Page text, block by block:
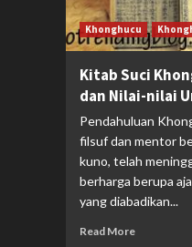
Khonghucu
Kitab Suci
dan Nilai-nilai
Pendahuluan
filsuf dan mentor
kuno, telah
berharga berupa
yang diabadikan...
Read More